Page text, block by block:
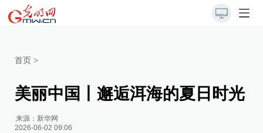
首页 >
美丽中国丨邂逅洱海的夏日时光
来源： 新华网
2026-06-02 09:06